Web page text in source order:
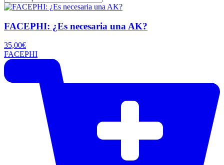
FACEPHI: ¿Es necesaria una AK?
35,00€
FACEPHI